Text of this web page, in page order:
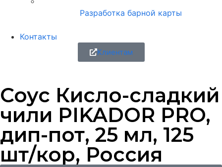
Разработка барной карты
Контакты
Клиентам
Соус Кисло-сладкий
чили PIKADOR PRO,
дип-пот, 25 мл, 125
шт/кор, Россия